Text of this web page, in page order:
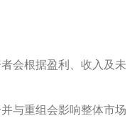
会根据盈利、收入及未
与重组会影响整体市场